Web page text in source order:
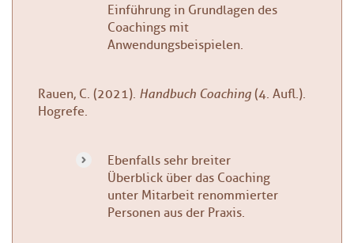
Einführung in Grundlagen des
Coachings mit
Anwendungsbeispielen.
Rauen, C. (2021). Handbuch Coaching (4. Aufl.).
Hogrefe.
Ebenfalls sehr breiter
Überblick über das Coaching
unter Mitarbeit renommierter
Personen aus der Praxis.